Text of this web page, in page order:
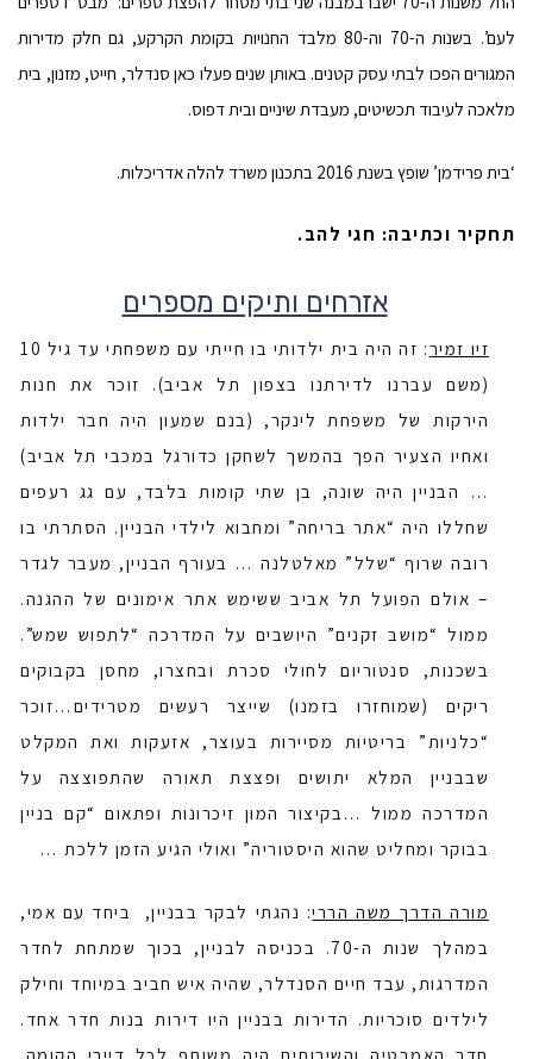
לעם’. בשנות ה-70 וה-80 מלבד החנויות בקומת הקרקע, גם חלק מדירות
המגורים הפכו לבתי עסק קטנים. באותן שנים פעלו כאן סנדלר, חייט, מזנון, בית
מלאכה לעיבוד תכשיטים, מעבדת שיניים ובית דפוס.
‘בית פרידמן’ שופץ בשנת 2016 בתכנון משרד להלה אדריכלות.
תחקיר וכתיבה: חגי להב.
אזרחים ותיקים מספרים
זיו זמיר
: זה היה בית ילדותי בו חייתי עם משפחתי עד גיל 10
(משם עברנו לדירתנו בצפון תל אביב). זוכר את חנות
הירקות של משפחת לינקר, (בנם שמעון היה חבר ילדות
ואחיו הצעיר הפך בהמשך לשחקן כדורגל במכבי תל אביב)
… הבניין היה שונה, בן שתי קומות בלבד, עם גג רעפים
שחללו היה “אתר בריחה” ומחבוא לילדי הבניין. הסתרתי בו
רובה שרוף “שלל” מאלטלנה … בעורף הבניין, מעבר לגדר
– אולם הפועל תל אביב ששימש אתר אימונים של ההגנה.
ממול “מושב זקנים” היושבים על המדרכה “לתפוש שמש”.
בשכנות, סנטוריום לחולי סכרת ובחצרו, מחסן בקבוקים
ריקים (שמוחזרו בזמנו) שייצר רעשים מטרידים…זוכר
“כלניות” בריטיות מסיירות בעוצר, אזעקות ואת המקלט
שבבניין המלא יתושים ופצצת תאורה שהתפוצצה על
המדרכה ממול …בקיצור המון זיכרונות ופתאום “קם בניין
בבוקר ומחליט שהוא היסטוריה” ואולי הגיע הזמן ללכת …
מורה הדרך משה הררי: נהגתי לבקר בבניין, ביחד עם אמי,
במהלך שנות ה-70. בכניסה לבניין, בכוך שמתחת לחדר
המדרגות, עבד חיים הסנדלר, שהיה איש חביב במיוחד וחילק
לילדים סוכריות. הדירות בבניין היו דירות בנות חדר אחד.
חדר האמבטיה והשירותים היה משותף לכל דיירי הקומה.